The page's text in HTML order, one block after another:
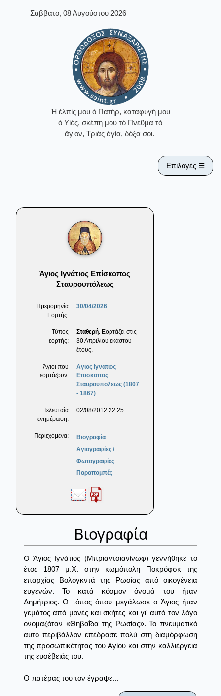
Σάββατο, 08 Αυγούστου 2026
Ἡ ἐλπίς μου ὁ Πατήρ, καταφυγή μου
ὁ Υἱός, σκέπη μου τὸ Πνεῦμα τὸ
ἅγιον, Τριὰς ἁγία, δόξα σοι.
Επιλογές ☰
Άγιος Ιγνάτιος Επίσκοπος
Σταυρουπόλεως
Ημερομηνία
Εορτής:
30/04/2026
Τύπος
εορτής:
Σταθερή. Εορτάζει στις
30 Απριλίου εκάστου
έτους.
Άγιοι που
εορτάζουν:
Αγιος Ιγνατιος
Επισκοπος
Σταυρουπολεως (1807
- 1867)
Τελευταία
ενημέρωση:
02/08/2012 22:25
Περιεχόμενα:
Βιογραφία
Αγιογραφίες /
Φωτογραφίες
Παραπομπές
Βιογραφία
Ο Άγιος Ιγνάτιος (Μπριαντσιανίνωφ) γεννήθηκε το
έτος 1807 μ.Χ. στην κωμόπολη Ποκρόφσκ της
επαρχίας Βολογκντά της Ρωσίας από οικογένεια
ευγενών. Το κατά κόσμον όνομά του ήταν
Δημήτριος. Ο τόπος όπου μεγάλωσε ο Άγιος ήταν
γεμάτος από μονές και σκήτες και γι' αυτό τον λόγο
ονομαζόταν «Θηβαΐδα της Ρωσίας». Το πνευματικό
αυτό περιβάλλον επέδρασε πολύ στη διαμόρφωση
της προσωπικότητας του Αγίου και στην καλλιέργεια
της ευσέβειάς του.
Ο πατέρας του τον έγραψε...